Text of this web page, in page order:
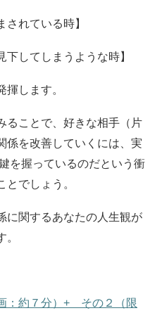
されている時】
下してしまうような時】
します。
ることで、好きな相手（片
係を改善していくには、実
握っているのだという衝
でしょう。
に関するあなたの人生観が
：約７分）+ その２（限